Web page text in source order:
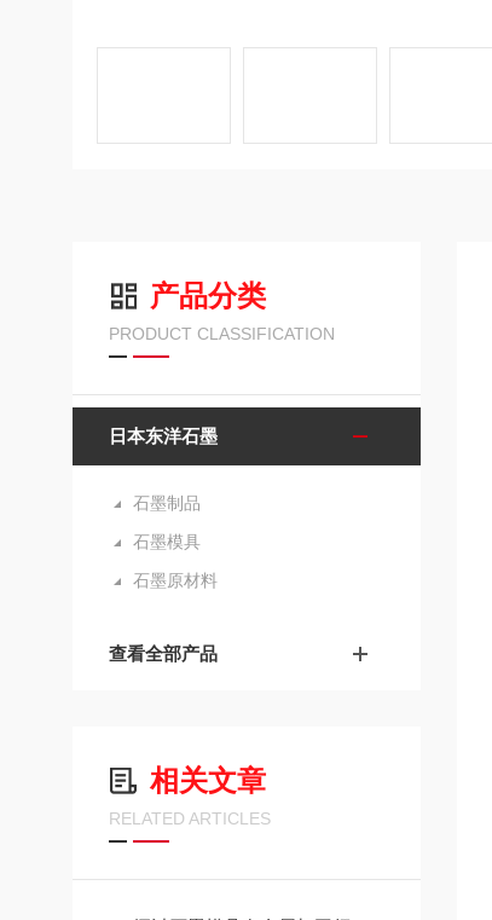
产品分类
PRODUCT CLASSIFICATION
日本东洋石墨
石墨制品
石墨模具
石墨原材料
查看全部产品
相关文章
RELATED ARTICLES